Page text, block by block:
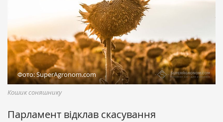
Фото: SuperAgronom.com
Кошик соняшнику
Парламент відклав скасування